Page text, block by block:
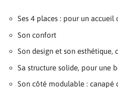
Ses 4 places : pour un accueil
Son confort
Son design et son esthétique,
Sa structure solide, pour une
Son côté modulable : canapé